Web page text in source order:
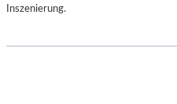
Inszenierung.